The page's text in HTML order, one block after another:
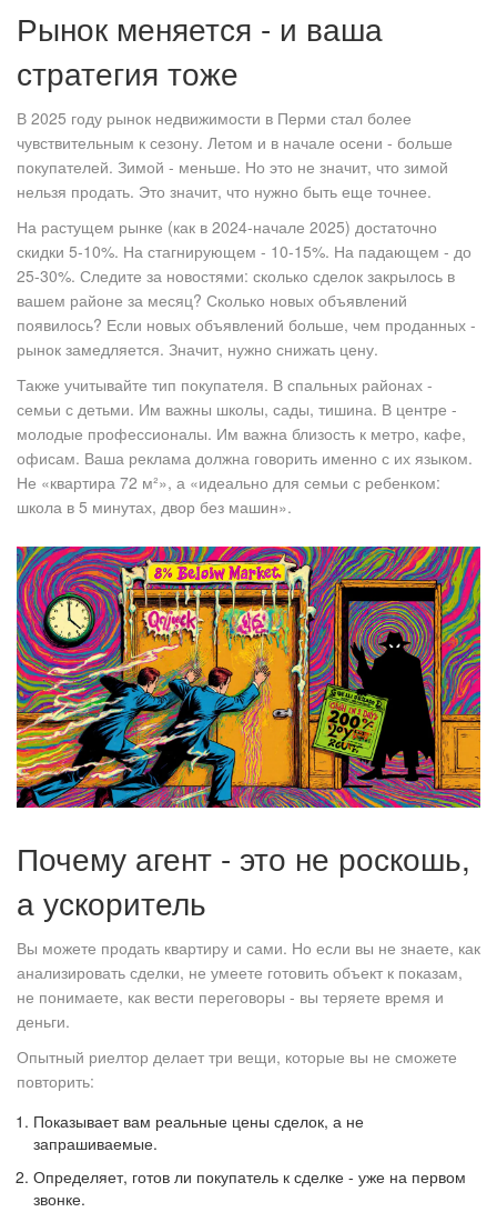
Рынок меняется - и ваша
стратегия тоже
В 2025 году рынок недвижимости в Перми стал более
чувствительным к сезону. Летом и в начале осени - больше
покупателей. Зимой - меньше. Но это не значит, что зимой
нельзя продать. Это значит, что нужно быть еще точнее.
На растущем рынке (как в 2024-начале 2025) достаточно
скидки 5-10%. На стагнирующем - 10-15%. На падающем - до
25-30%. Следите за новостями: сколько сделок закрылось в
вашем районе за месяц? Сколько новых объявлений
появилось? Если новых объявлений больше, чем проданных -
рынок замедляется. Значит, нужно снижать цену.
Также учитывайте тип покупателя. В спальных районах -
семьи с детьми. Им важны школы, сады, тишина. В центре -
молодые профессионалы. Им важна близость к метро, кафе,
офисам. Ваша реклама должна говорить именно с их языком.
Не «квартира 72 м²», а «идеально для семьи с ребенком:
школа в 5 минутах, двор без машин».
Почему агент - это не роскошь,
а ускоритель
Вы можете продать квартиру и сами. Но если вы не знаете, как
анализировать сделки, не умеете готовить объект к показам,
не понимаете, как вести переговоры - вы теряете время и
деньги.
Опытный риелтор делает три вещи, которые вы не сможете
повторить:
Показывает вам реальные цены сделок, а не
запрашиваемые.
Определяет, готов ли покупатель к сделке - уже на первом
звонке.